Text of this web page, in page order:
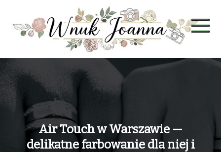
content
Wnuk Joanna
Air Touch w Warszawie —
delikatne farbowanie dla niej i